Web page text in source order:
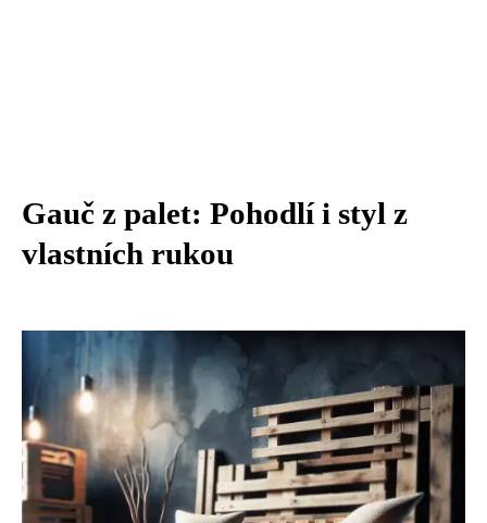
Gauč z palet: Pohodlí i styl z
vlastních rukou